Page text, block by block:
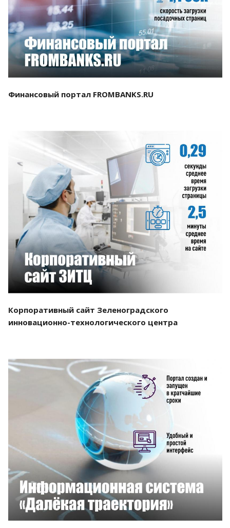
Смотреть проект
Финансовый портал FROMBANKS.RU
Смотреть проект
Корпоративный сайт Зеленоградского
инновационно-технологического центра
Смотреть проект